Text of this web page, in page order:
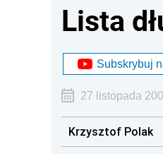
Lista
Subskrybuj
27 listopada
Krzysztof Polak